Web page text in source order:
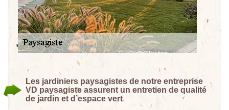
Les jardiniers paysagistes de notre entreprise
VD paysagiste assurent un entretien de qualité
de jardin et d’espace vert